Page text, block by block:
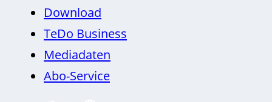
Download
TeDo Business
Mediadaten
Abo-Service